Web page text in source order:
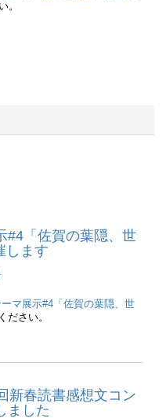
。
#4「佐賀の葉隠、世
します
マ展示#4「佐賀の葉隠、世
ださい。
新春読書感想文コン
ました